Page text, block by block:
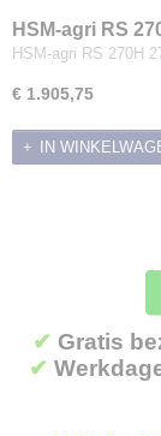
Zaaicombinaties
Overtopfrezen
Greppelfrezen
Vegers
HSM-agri RS
HSM-agri RS 270H
€ 1.905,75
IN
✔ Gratis
✔